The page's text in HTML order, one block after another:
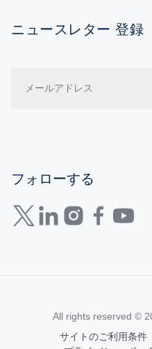
ニュースレター 登録
フォローする
All rights reserved ©
サイトのご利用条件